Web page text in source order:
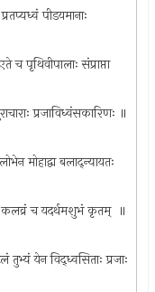
पीडयमानाः
च पृथिवीपालाः संप्राप्ता
प्रजाविध्वंसकारिणः ॥
मोहाद्वा बलाद्न्यायतः
कलव्रं च यदर्थमशुभं कृतम् ‍ ॥
तुभ्यं येन विद्ध्वसिताः प्रजाः